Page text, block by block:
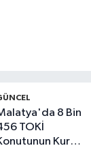
8 Bin
TOKİ
Kurası